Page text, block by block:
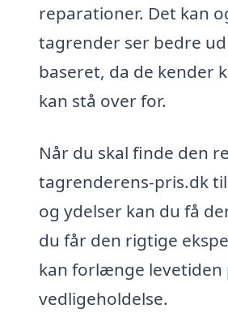
reparationer. Det kan
tagrender ser bedre
baseret, da de kender
kan stå over for.
Når du skal finde den
tagrenderens-pris.dk
og ydelser kan du få
du får den rigtige
kan forlænge levetiden
vedligeholdelse.